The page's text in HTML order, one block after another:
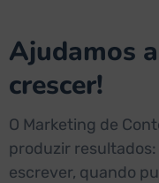
Ajudamos
crescer!
O Marketing de
produzir
escrever, quando